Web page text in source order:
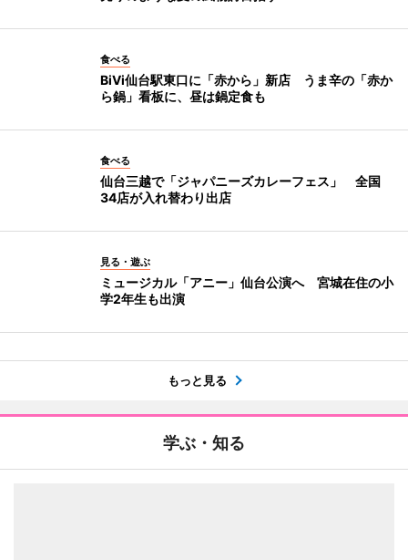
食べる
BiVi仙台駅東口に「赤から」新店 うま辛の「赤か
ら鍋」看板に、昼は鍋定食も
食べる
仙台三越で「ジャパニーズカレーフェス」 全国
34店が入れ替わり出店
見る・遊ぶ
ミュージカル「アニー」仙台公演へ 宮城在住の小
学2年生も出演
もっと見る
学ぶ・知る